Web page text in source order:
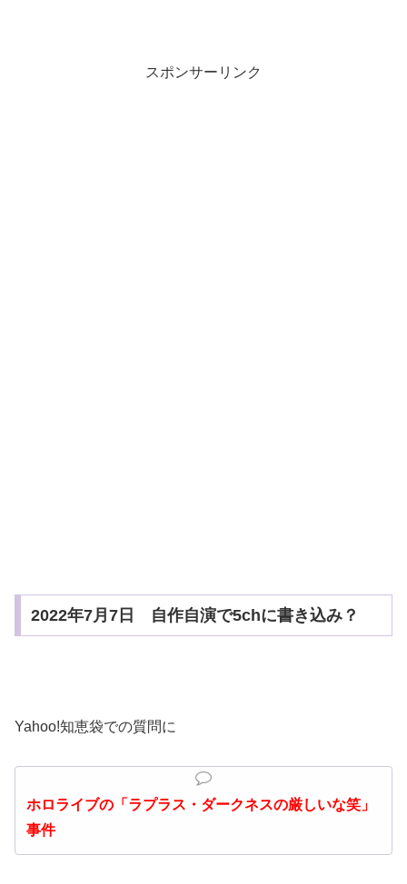
スポンサーリンク
2022年7月7日 自作自演で5chに書き込み？
Yahoo!知恵袋での質問に
ホロライブの「 ラプラス ・ダークネスの厳しいな笑」
事件